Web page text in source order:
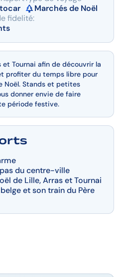
Marchés de Noël
fidelité:
et Tournai afin de découvrir la
profiter du temps libre pour
Noël. Stands et petites
donner envie de faire
période festive.
du centre-ville
de Lille, Arras et Tournai
et son train du Père